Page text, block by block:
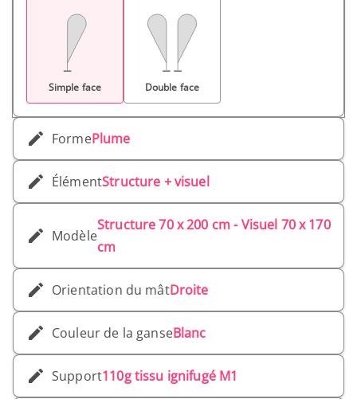
Simple face Double face
FormePlume
ÉlémentStructure + visuel
Modèle
Structure 70 x 200 cm - Visuel 70 x 170
cm
Orientation du mâtDroite
Couleur de la ganseBlanc
Support110g tissu ignifugé M1